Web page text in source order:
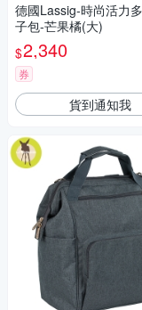
德國Lassig-時尚活力
子包-芒果橘(大)
$2,340
券
貨到通知我